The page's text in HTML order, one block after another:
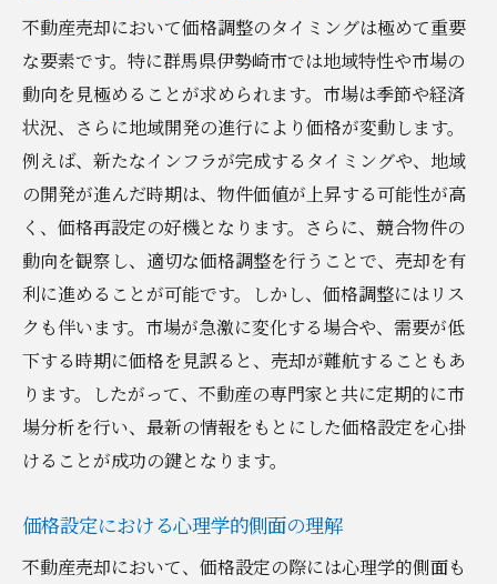
不動産売却において価格調整のタイミングは極めて重要
な要素です。特に群馬県伊勢崎市では地域特性や市場の
動向を見極めることが求められます。市場は季節や経済
状況、さらに地域開発の進行により価格が変動します。
例えば、新たなインフラが完成するタイミングや、地域
の開発が進んだ時期は、物件価値が上昇する可能性が高
く、価格再設定の好機となります。さらに、競合物件の
動向を観察し、適切な価格調整を行うことで、売却を有
利に進めることが可能です。しかし、価格調整にはリス
クも伴います。市場が急激に変化する場合や、需要が低
下する時期に価格を見誤ると、売却が難航することもあ
ります。したがって、不動産の専門家と共に定期的に市
場分析を行い、最新の情報をもとにした価格設定を心掛
けることが成功の鍵となります。
価格設定における心理学的側面の理解
不動産売却において、価格設定の際には心理学的側面も